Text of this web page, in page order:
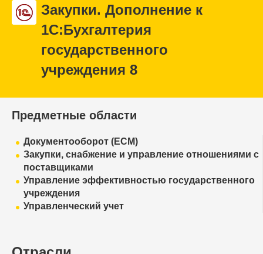
Закупки. Дополнение к
1С:Бухгалтерия
государственного
учреждения 8
Предметные области
Документооборот (ECM)
Закупки, снабжение и управление отношениями с
поставщиками
Управление эффективностью государственного
учреждения
Управленческий учет